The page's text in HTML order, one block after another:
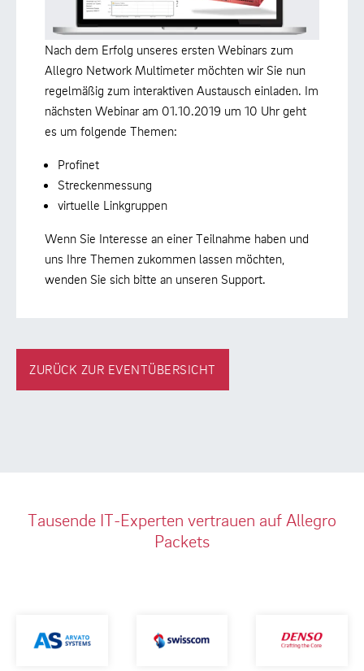
Nach dem Erfolg unseres ersten Webinars zum
Allegro Network Multimeter möchten wir Sie nun
regelmäßig zum interaktiven Austausch einladen. Im
nächsten Webinar am 01.10.2019 um 10 Uhr geht
es um folgende Themen:
Profinet
Streckenmessung
virtuelle Linkgruppen
Wenn Sie Interesse an einer Teilnahme haben und
uns Ihre Themen zukommen lassen möchten,
wenden Sie sich bitte an unseren Support.
ZURÜCK ZUR EVENTÜBERSICHT
Tausende IT-Experten vertrauen auf Allegro
Packets